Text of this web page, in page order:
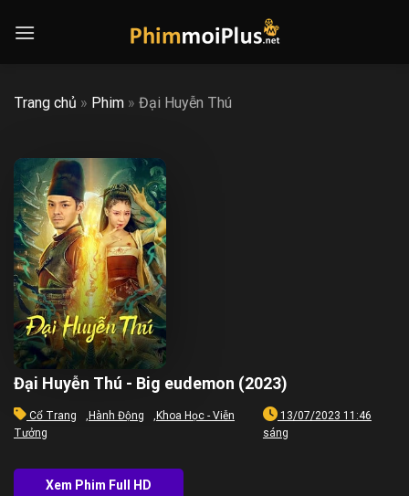
Trang chủ » Phim » Đại Huyễn Thú
Đại Huyễn Thú - Big eudemon (2023)
Cổ Trang Hành Động
Khoa Học - Viễn
Tưởng
13/07/2023 11:46
sáng